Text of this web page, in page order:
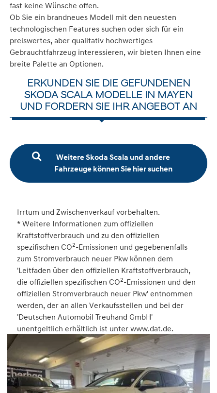
fast keine Wünsche offen.
Ob Sie ein brandneues Modell mit den neuesten
technologischen Features suchen oder sich für ein
preiswertes, aber qualitativ hochwertiges
Gebrauchtfahrzeug interessieren, wir bieten Ihnen eine
breite Palette an Optionen.
ERKUNDEN SIE DIE GEFUNDENEN
SKODA SCALA MODELLE IN MAYEN
UND FORDERN SIE IHR ANGEBOT AN
Weitere Skoda Scala und andere
Fahrzeuge können Sie hier suchen
Irrtum und Zwischenverkauf vorbehalten.
* Weitere Informationen zum offiziellen
Kraftstoffverbrauch und zu den offiziellen
spezifischen CO2-Emissionen und gegebenenfalls
zum Stromverbrauch neuer Pkw können dem
'Leitfaden über den offiziellen Kraftstoffverbrauch,
die offiziellen spezifischen CO2-Emissionen und den
offiziellen Stromverbrauch neuer Pkw' entnommen
werden, der an allen Verkaufsstellen und bei der
'Deutschen Automobil Treuhand GmbH'
unentgeltlich erhältlich ist unter www.dat.de.